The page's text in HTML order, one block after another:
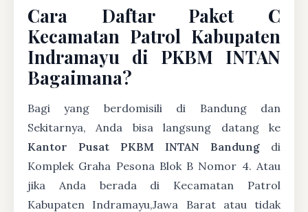
Cara Daftar Paket C
Kecamatan Patrol Kabupaten
Indramayu di PKBM INTAN
Bagaimana?
Bagi yang berdomisili di Bandung dan
Sekitarnya, Anda bisa langsung datang ke
Kantor Pusat PKBM INTAN Bandung di
Komplek Graha Pesona Blok B Nomor 4. Atau
jika Anda berada di Kecamatan Patrol
Kabupaten Indramayu,Jawa Barat atau tidak